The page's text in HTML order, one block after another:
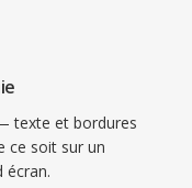
texte et bordures
ce soit sur un
écran.